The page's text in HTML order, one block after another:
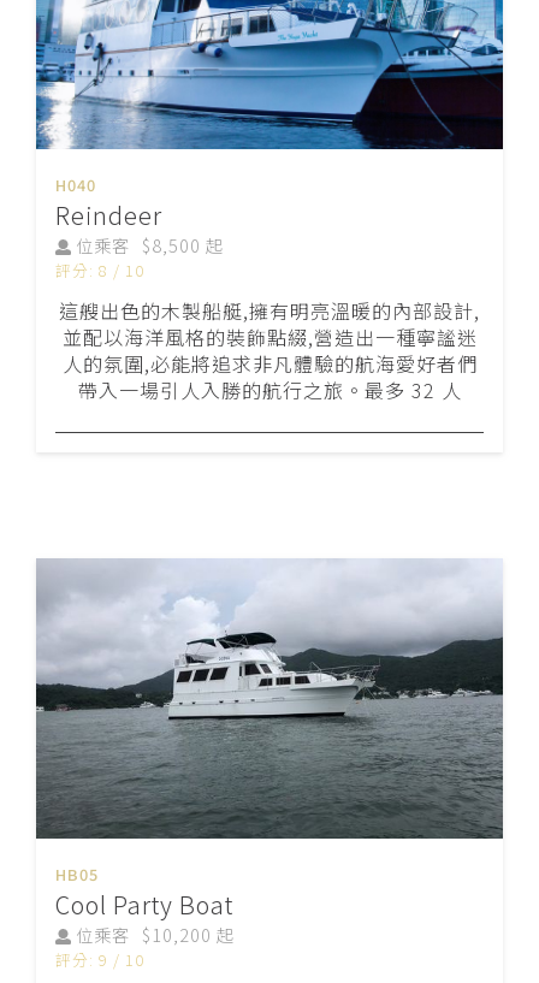
H040
Reindeer
位乘客 $8,500 起
評分: 8 / 10
這艘出色的木製船艇,擁有明亮溫暖的內部設計,
並配以海洋風格的裝飾點綴,營造出一種寧謐迷
人的氛圍,必能將追求非凡體驗的航海愛好者們
帶入一場引人入勝的航行之旅。最多 32 人
HB05
Cool Party Boat
位乘客 $10,200 起
評分: 9 / 10